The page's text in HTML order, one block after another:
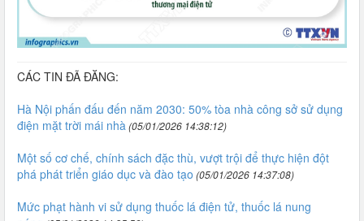
CÁC TIN ĐÃ ĐĂNG:
Hà Nội phấn đấu đến năm 2030: 50% tòa nhà công sở sử dụng
điện mặt trời mái nhà (05/01/2026 14:38:12)
Một số cơ chế, chính sách đặc thù, vượt trội để thực hiện đột
phá phát triển giáo dục và đào tạo (05/01/2026 14:37:08)
Mức phạt hành vi sử dụng thuốc lá điện tử, thuốc lá nung